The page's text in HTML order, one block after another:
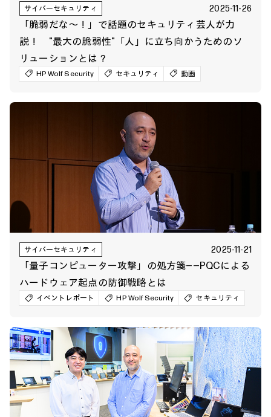
サイバーセキュリティ 2025-11-26
「脆弱だな～！」で話題のセキュリティ芸人が力
説！ "最大の脆弱性"「人」に立ち向かうためのソ
リューションとは？
HP Wolf Security セキュリティ 動画
サイバーセキュリティ 2025-11-21
「量子コンピューター攻撃」の処方箋――PQCによる
ハードウェア起点の防御戦略とは
イベントレポート HP Wolf Security セキュリティ